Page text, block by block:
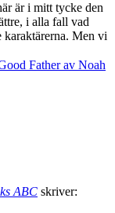
är i mitt tycke den
i alla fall vad
karaktärerna. Men vi
Father av Noah
ABC skriver: